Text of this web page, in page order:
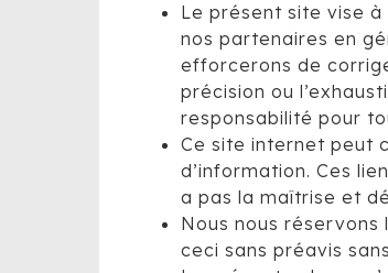
Le présent site vise
nos partenaires en
efforcerons de
précision ou
responsabilité pour
Ce site internet peut
d’information. Ces
a pas la maîtrise et
Nous nous
ceci sans préavis